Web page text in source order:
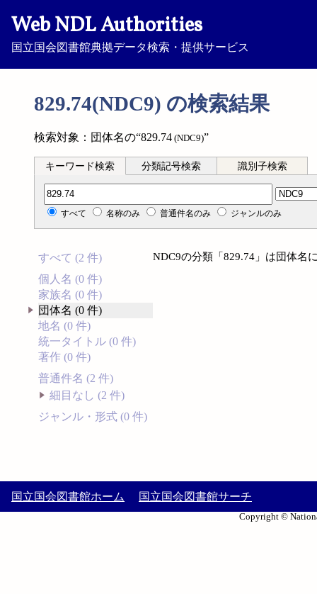
Web NDL Authorities
国立国会図書館典拠データ検索・提供サービス
829.74(NDC9) の検索結果
検索対象：団体名の“829.74 (NDC9)”
キーワード検索 分類記号検索 識別子検索
分類記号検索
すべて 名称のみ 普通件名のみ ジャンルのみ
すべて (2 件)
個人名 (0 件)
家族名 (0 件)
団体名 (0 件)
地名 (0 件)
統一タイトル (0 件)
著作 (0 件)
普通件名 (2 件)
細目なし (2 件)
ジャンル・形式 (0 件)
NDC9の分類「829.74」は団体名
国立国会図書館ホーム 国立国会図書館サーチ
Copyright ©